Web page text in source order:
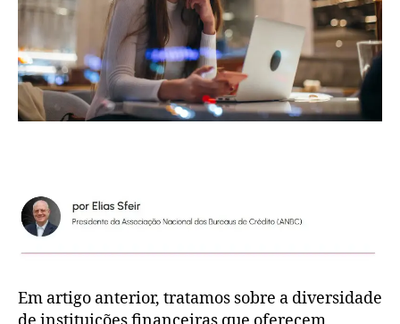
Em artigo anterior, tratamos sobre a diversidade